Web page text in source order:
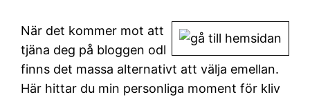
När det kommer mot att
tjäna deg på bloggen odl
finns det massa alternativt att välja emellan.
Här hittar du min personliga moment för kliv